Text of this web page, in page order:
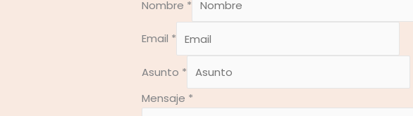
Nombre *
Email *
Asunto *
Mensaje *